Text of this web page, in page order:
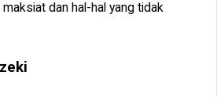
dan hal-hal yang tidak